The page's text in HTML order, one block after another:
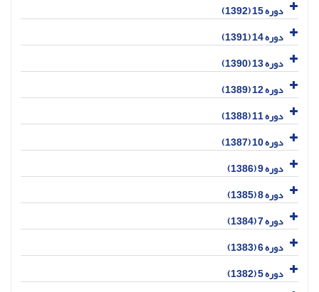
دوره 15 (1392)
دوره 14 (1391)
دوره 13 (1390)
دوره 12 (1389)
دوره 11 (1388)
دوره 10 (1387)
دوره 9 (1386)
دوره 8 (1385)
دوره 7 (1384)
دوره 6 (1383)
دوره 5 (1382)